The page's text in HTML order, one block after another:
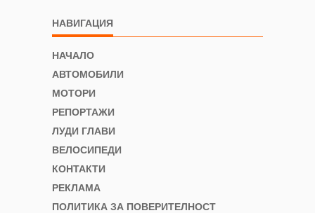
НАВИГАЦИЯ
НАЧАЛО
АВТОМОБИЛИ
МОТОРИ
РЕПОРТАЖИ
ЛУДИ ГЛАВИ
ВЕЛОСИПЕДИ
КОНТАКТИ
РЕКЛАМА
ПОЛИТИКА ЗА ПОВЕРИТЕЛНОСТ